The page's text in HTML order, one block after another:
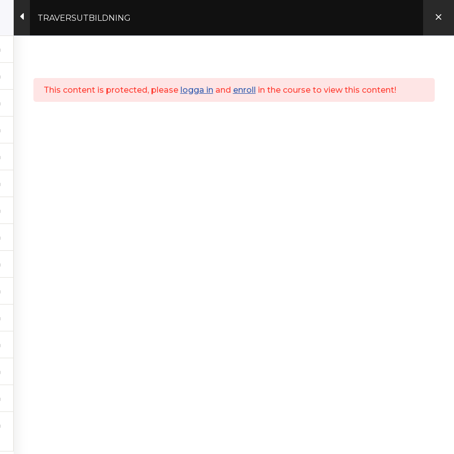
TRAVERSUTBILDNING
This content is protected, please logga in and enroll in the course to view this content!